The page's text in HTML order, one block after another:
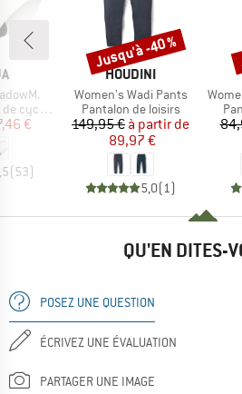
réduit
€
(53)
MARQUE
HOUDINI
Article
Women's Wadi Pants
Product group
Pantalon de loisirs
Prix
149,95 € Prix réduit
à partir de
89,97 €
5,0(1)
Remise
Jusqu'à -40 %
Article
QU'EN DITES-
POSEZ UNE QUESTION
ÉCRIVEZ UNE ÉVALUATION
PARTAGER UNE IMAGE